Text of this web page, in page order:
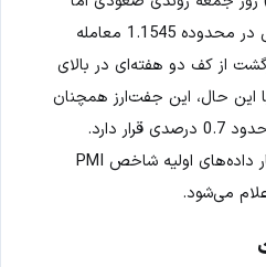
محدود دارد و در لحظه نگارش در محدوده 1.1545 معامله
از کف دو هفته‌ای در بالای
است. با این حال، این جفت‌ارز همچنان
در مسیر ثبت کاهش هفتگی حدود 0.7 درصدی قرار دارد.
معامله‌گران اکنون منتظر انتشار داده‌های اولیه شاخص PMI
می‌شود.